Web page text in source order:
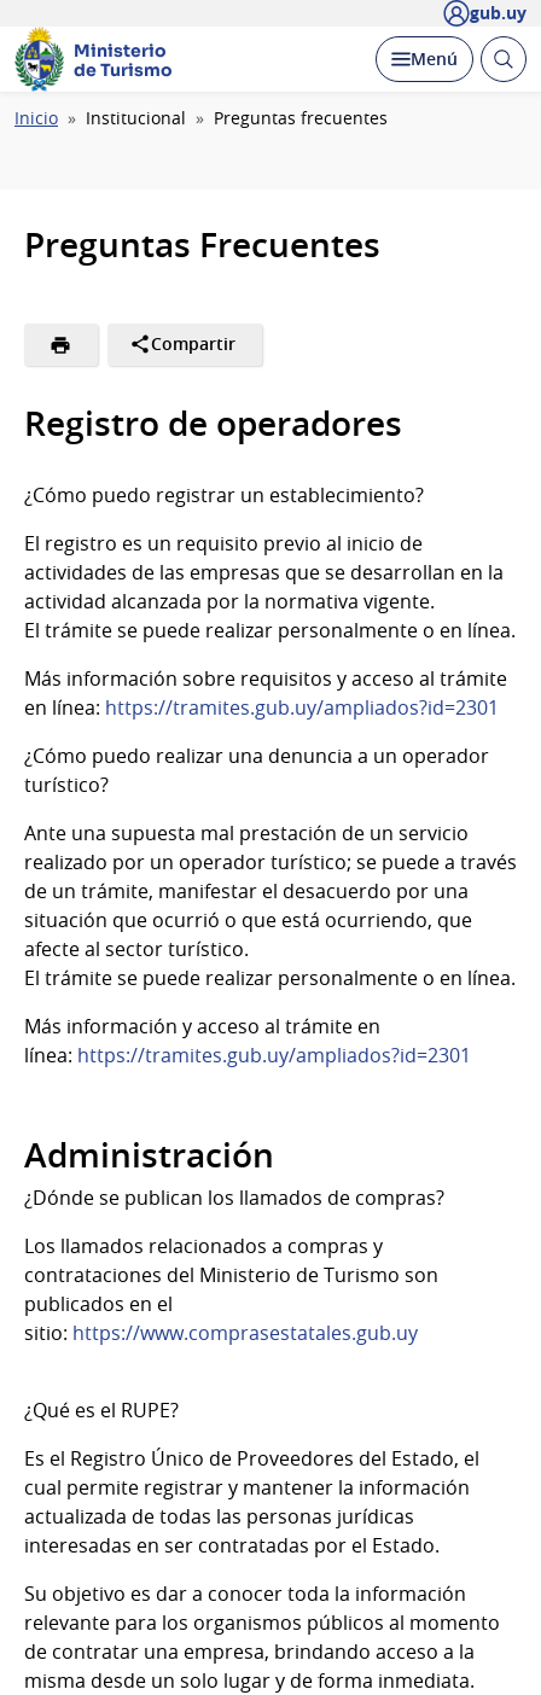
gub.uy
Ministerio
de Turismo
Desplegar
Menú Abrir
Ruta
Inicio Institucional Preguntas frecuentes
Preguntas Frecuentes
Compartir
Registro de operadores
¿Cómo puedo registrar un establecimiento?
El registro es un requisito previo al inicio de
actividades de las empresas que se desarrollan en la
actividad alcanzada por la normativa vigente.
El trámite se puede realizar personalmente o en línea.
Más información sobre requisitos y acceso al trámite
en línea: https://tramites.gub.uy/ampliados?id=2301
¿Cómo puedo realizar una denuncia a un operador
turístico?
Ante una supuesta mal prestación de un servicio
realizado por un operador turístico; se puede a través
de un trámite, manifestar el desacuerdo por una
situación que ocurrió o que está ocurriendo, que
afecte al sector turístico.
El trámite se puede realizar personalmente o en línea.
Más información y acceso al trámite en
línea: https://tramites.gub.uy/ampliados?id=2301
Administración
¿Dónde se publican los llamados de compras?
Los llamados relacionados a compras y
contrataciones del Ministerio de Turismo son
publicados en el
sitio: https://www.comprasestatales.gub.uy
¿Qué es el RUPE?
Es el Registro Único de Proveedores del Estado, el
cual permite registrar y mantener la información
actualizada de todas las personas jurídicas
interesadas en ser contratadas por el Estado.
Su objetivo es dar a conocer toda la información
relevante para los organismos públicos al momento
de contratar una empresa, brindando acceso a la
misma desde un solo lugar y de forma inmediata.